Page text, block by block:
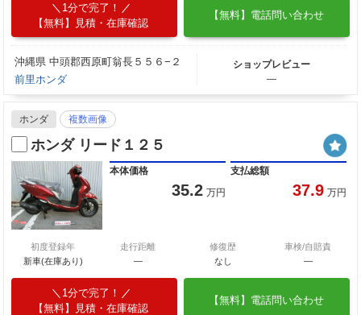
1分で完了！
【無料】見積・在庫確認
【無料】電話問い合わせ
沖縄県 中頭郡西原町翁長５５６−２
前里ホンダ
ショップレビュー
―
ホンダ 複数画像
ホンダ リード１２５
本体価格
35.2 万円
支払総額
37.9 万円
初度登録年
新車(在庫あり)
走行距離
―
修復歴
なし
車検/自賠責
―
1分で完了！
【無料】見積・在庫確認
【無料】電話問い合わせ